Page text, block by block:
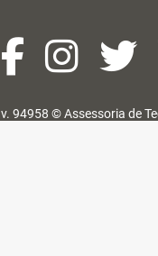
v. 94958 ©Assessoria de